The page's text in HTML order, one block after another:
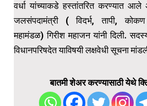
वर्धा यांच्याकडे हस्तांतरित करण्यात
जलसंपदामंत्री ( विदर्भ, तापी, कोकण
महामंडळ) गिरीश महाजन यांनी दिली.
विधानपरिषदेत याविषयी लक्षवेधी सूचना
बातमी शेअर करण्यासाठी येथे